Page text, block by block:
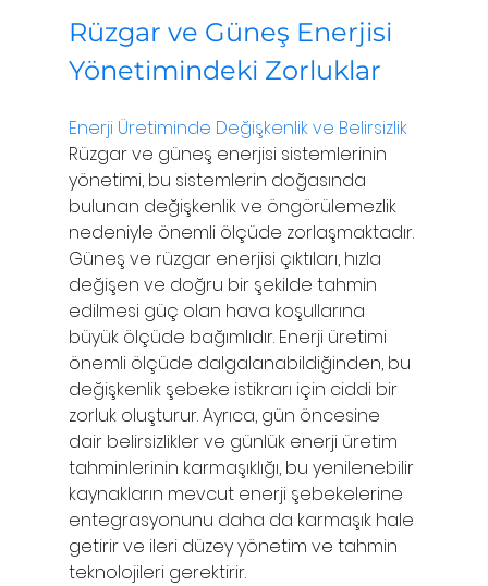
Rüzgar ve Güneş Enerjisi
Yönetimindeki Zorluklar
Enerji Üretiminde Değişkenlik ve Belirsizlik
Rüzgar ve güneş enerjisi sistemlerinin
yönetimi, bu sistemlerin doğasında
bulunan değişkenlik ve öngörülemezlik
nedeniyle önemli ölçüde zorlaşmaktadır.
Güneş ve rüzgar enerjisi çıktıları, hızla
değişen ve doğru bir şekilde tahmin
edilmesi güç olan hava koşullarına
büyük ölçüde bağımlıdır. Enerji üretimi
önemli ölçüde dalgalanabildiğinden, bu
değişkenlik şebeke istikrarı için ciddi bir
zorluk oluşturur. Ayrıca, gün öncesine
dair belirsizlikler ve günlük enerji üretim
tahminlerinin karmaşıklığı, bu yenilenebilir
kaynakların mevcut enerji şebekelerine
entegrasyonunu daha da karmaşık hale
getirir ve ileri düzey yönetim ve tahmin
teknolojileri gerektirir.